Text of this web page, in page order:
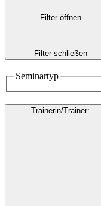
Filter öffnen
Filter schließen
Seminartyp
Trainerin/Trainer: